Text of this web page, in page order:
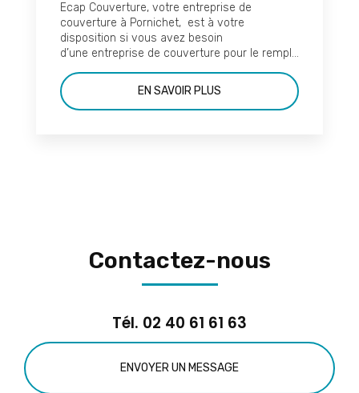
Ecap Couverture, votre entreprise de
couverture à Pornichet, est à votre
disposition si vous avez besoin
d’une entreprise de couverture pour le rempl...
EN SAVOIR PLUS
Contactez-nous
Tél. 02 40 61 61 63
ENVOYER UN MESSAGE